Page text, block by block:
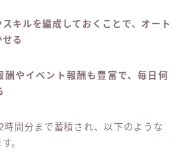
キルを編成しておくことで、オート
る
酬やイベント報酬も豊富で、毎日何
時間分まで蓄積され、以下のような
。